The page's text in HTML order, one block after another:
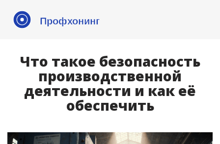
Что такое безопасность
производственной
деятельности и как её
обеспечить